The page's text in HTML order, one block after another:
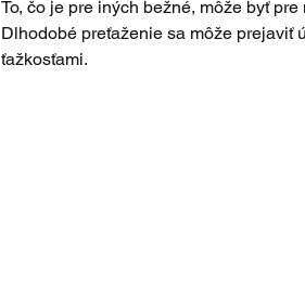
To, čo je pre iných bežné, môže byť
Dlhodobé preťaženie sa môže prejaviť
ťažkosťami.